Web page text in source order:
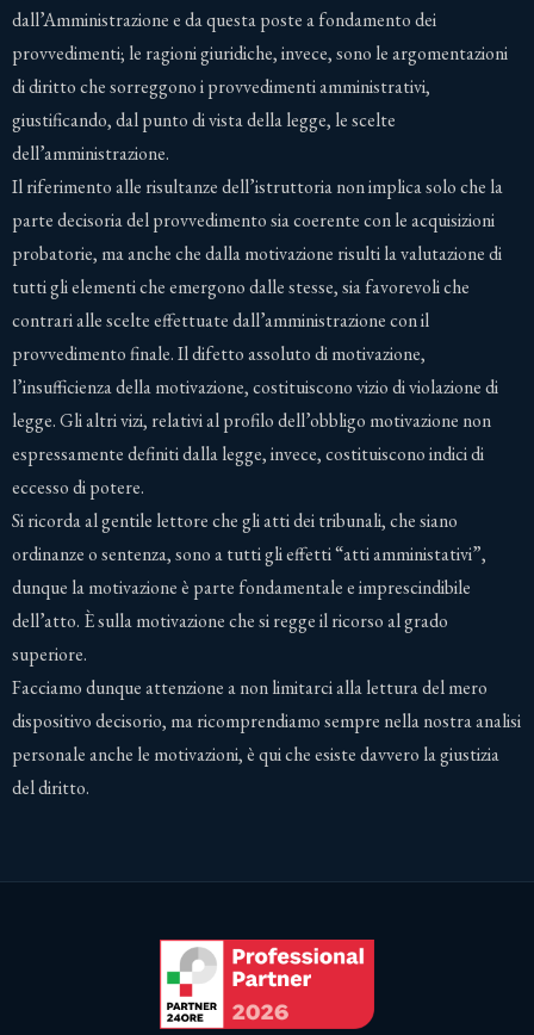
dall’Amministrazione e da questa poste a fondamento dei
provvedimenti; le ragioni giuridiche, invece, sono le argomentazioni
di diritto che sorreggono i provvedimenti amministrativi,
giustificando, dal punto di vista della legge, le scelte
dell’amministrazione.
Il riferimento alle risultanze dell’istruttoria non implica solo che la
parte decisoria del provvedimento sia coerente con le acquisizioni
probatorie, ma anche che dalla motivazione risulti la valutazione di
tutti gli elementi che emergono dalle stesse, sia favorevoli che
contrari alle scelte effettuate dall’amministrazione con il
provvedimento finale. Il difetto assoluto di motivazione,
l’insufficienza della motivazione, costituiscono vizio di violazione di
legge. Gli altri vizi, relativi al profilo dell’obbligo motivazione non
espressamente definiti dalla legge, invece, costituiscono indici di
eccesso di potere.
Si ricorda al gentile lettore che gli atti dei tribunali, che siano
ordinanze o sentenza, sono a tutti gli effetti “atti amministativi”,
dunque la motivazione è parte fondamentale e imprescindibile
dell’atto. È sulla motivazione che si regge il ricorso al grado
superiore.
Facciamo dunque attenzione a non limitarci alla lettura del mero
dispositivo decisorio, ma ricomprendiamo sempre nella nostra analisi
personale anche le motivazioni, è qui che esiste davvero la giustizia
del diritto.